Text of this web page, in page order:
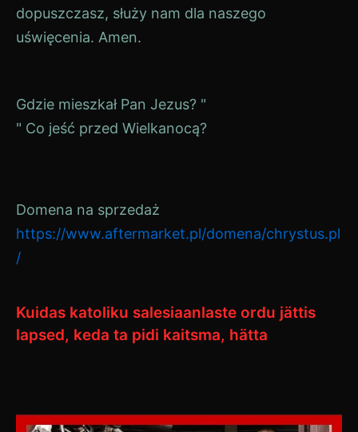
dopuszczasz, służy nam dla naszego
uświęcenia. Amen.
Navigeerimine
Gdzie mieszkał Pan Jezus? "
" Co jeść przed Wielkanocą?
Domena na sprzedaż
https://www.aftermarket.pl/domena/chrystus.pl
/
Kuidas katoliku salesiaanlaste ordu jättis
lapsed, keda ta pidi kaitsma, hätta